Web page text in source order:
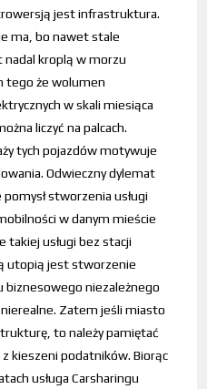
jest infrastruktura.
ma, bo nawet stale
nadal kroplą w morzu
tego że wolumen
w skali miesiąca
liczyć na palcach.
tych pojazdów motywuje
Odwieczny dylemat
pomysł stworzenia usługi
w danym mieście
takiej usługi bez stacji
utopią jest stworzenie
biznesowego niezależnego
Zatem jeśli miasto
to należy pamiętać
kieszeni podatników. Biorąc
usługa Carsharingu